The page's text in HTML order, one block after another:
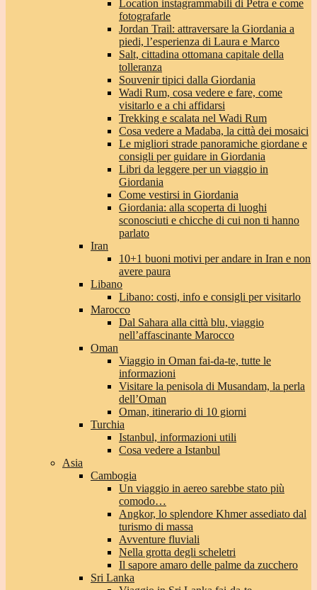
Location instagrammabili di Petra e come
fotografarle
Jordan Trail: attraversare la Giordania a
piedi, l’esperienza di Laura e Marco
Salt, cittadina ottomana capitale della
tolleranza
Souvenir tipici dalla Giordania
Wadi Rum, cosa vedere e fare, come
visitarlo e a chi affidarsi
Trekking e scalata nel Wadi Rum
Cosa vedere a Madaba, la città dei mosaici
Le migliori strade panoramiche giordane e
consigli per guidare in Giordania
Libri da leggere per un viaggio in
Giordania
Come vestirsi in Giordania
Giordania: alla scoperta di luoghi
sconosciuti e chicche di cui non ti hanno
parlato
Iran
10+1 buoni motivi per andare in Iran e non
avere paura
Libano
Libano: costi, info e consigli per visitarlo
Marocco
Dal Sahara alla città blu, viaggio
nell’affascinante Marocco
Oman
Viaggio in Oman fai-da-te, tutte le
informazioni
Visitare la penisola di Musandam, la perla
dell’Oman
Oman, itinerario di 10 giorni
Turchia
Istanbul, informazioni utili
Cosa vedere a Istanbul
Asia
Cambogia
Un viaggio in aereo sarebbe stato più
comodo…
Angkor, lo splendore Khmer assediato dal
turismo di massa
Avventure fluviali
Nella grotta degli scheletri
Il sapore amaro delle palme da zucchero
Sri Lanka